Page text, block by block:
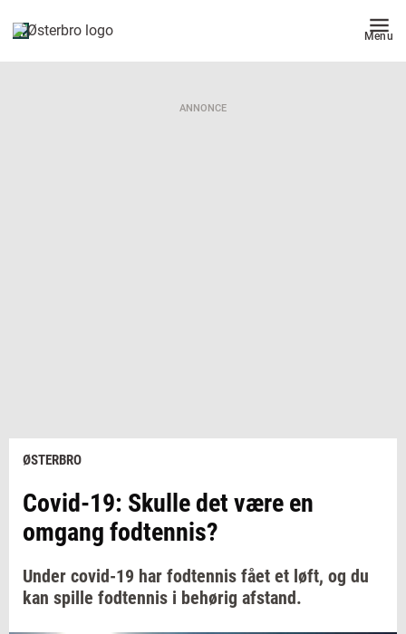
Menu
ANNONCE
ØSTERBRO
Covid-19: Skulle det være en
omgang fodtennis?
Under covid-19 har fodtennis fået et løft, og du
kan spille fodtennis i behørig afstand.